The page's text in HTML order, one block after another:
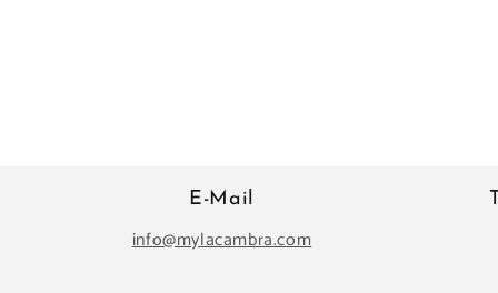
E-Mail
info@mylacambra.com